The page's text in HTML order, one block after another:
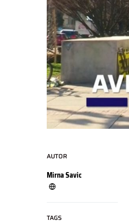
AUTOR
Mirna Savic
TAGS